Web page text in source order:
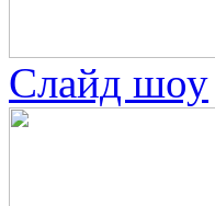
Слайд шоу